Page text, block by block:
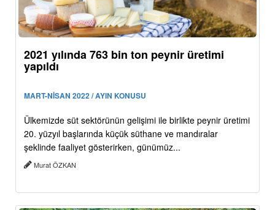
2021 yılında 763 bin ton peynir üretimi
yapıldı
MART-NİSAN 2022 / AYIN KONUSU
Ülkemizde süt sektörünün gelişimi ile birlikte peynir üretimi
20. yüzyıl başlarında küçük süthane ve mandıralar
şeklinde faaliyet gösterirken, günümüz...
Murat ÖZKAN